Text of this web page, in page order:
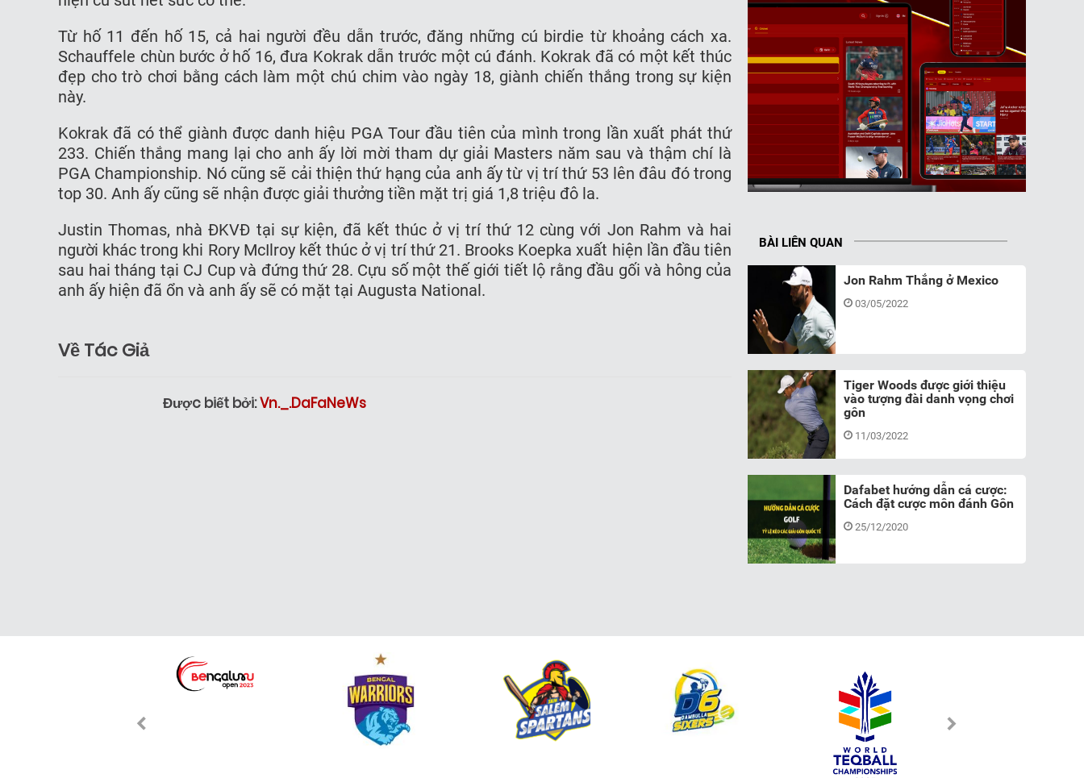
Từ hố 11 đến hố 15, cả hai người đều dẫn trước, đăng những cú birdie từ khoảng cách xa.
Schauffele chùn bước ở hố 16, đưa Kokrak dẫn trước một cú đánh. Kokrak đã có một kết thúc
đẹp cho trò chơi bằng cách làm một chú chim vào ngày 18, giành chiến thắng trong sự kiện
này.
Kokrak đã có thể giành được danh hiệu PGA Tour đầu tiên của mình trong lần xuất phát thứ
233. Chiến thắng mang lại cho anh ấy lời mời tham dự giải Masters năm sau và thậm chí là
PGA Championship. Nó cũng sẽ cải thiện thứ hạng của anh ấy từ vị trí thứ 53 lên đâu đó trong
top 30. Anh ấy cũng sẽ nhận được giải thưởng tiền mặt trị giá 1,8 triệu đô la.
Justin Thomas, nhà ĐKVĐ tại sự kiện, đã kết thúc ở vị trí thứ 12 cùng với Jon Rahm và hai
người khác trong khi Rory McIlroy kết thúc ở vị trí thứ 21. Brooks Koepka xuất hiện lần đầu tiên
sau hai tháng tại CJ Cup và đứng thứ 28. Cựu số một thế giới tiết lộ rằng đầu gối và hông của
anh ấy hiện đã ổn và anh ấy sẽ có mặt tại Augusta National.
Về Tác Giả
Được biết bởi:Vn._.DaFaNeWs
BÀI LIÊN QUAN
Jon Rahm Thắng ở Mexico
03/05/2022
Tiger Woods được giới thiệu
vào tượng đài danh vọng chơi
gôn
11/03/2022
Dafabet hướng dẫn cá cược:
Cách đặt cược môn đánh Gôn
25/12/2020